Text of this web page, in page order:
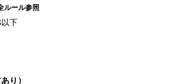
ルール参照
下
り）